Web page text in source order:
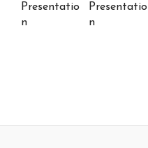
Presentatio
n
Presentatio
n